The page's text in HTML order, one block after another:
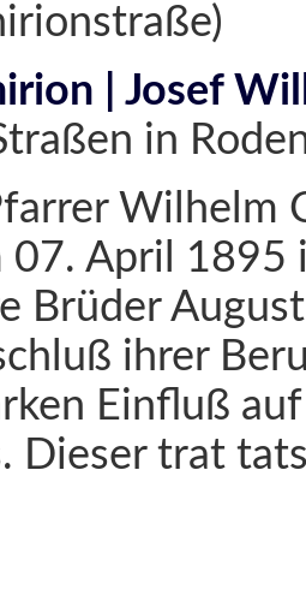
| Josef
in
Wilhelm
07. April 1895
Brüder
ihrer
Einfluß
Dieser trat